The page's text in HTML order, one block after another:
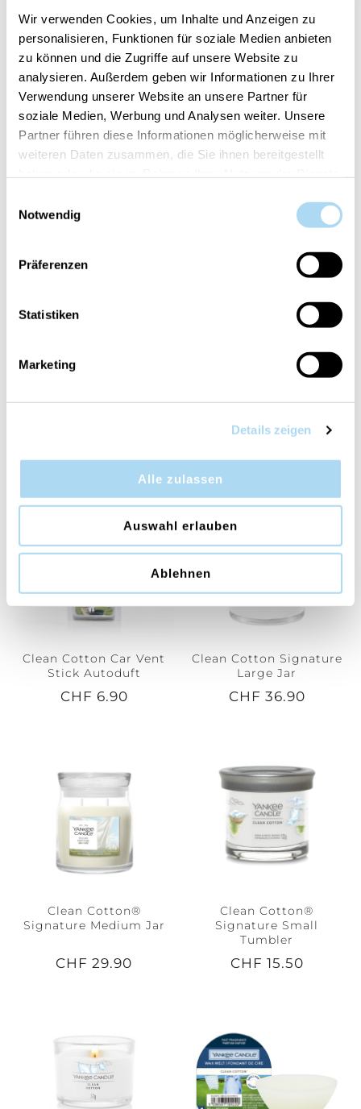
Wir verwenden Cookies, um Inhalte und Anzeigen zu
personalisieren, Funktionen für soziale Medien anbieten
zu können und die Zugriffe auf unsere Website zu
analysieren. Außerdem geben wir Informationen zu Ihrer
Verwendung unserer Website an unsere Partner für
soziale Medien, Werbung und Analysen weiter. Unsere
Partner führen diese Informationen möglicherweise mit
weiteren Daten zusammen, die Sie ihnen bereitgestellt
Notwendig
Präferenzen
Statistiken
Marketing
Details zeigen
Alle zulassen
Auswahl erlauben
Ablehnen
Vanilla Cupcake Car Jars
CHF 3.90
Pack Car Jars 3er Pack
Ultimate
Clean Cotton Car Vent
Stick Autoduft
CHF 6.90
Clean Cotton Signature
Large Jar
CHF 36.90
Clean Cotton®
Signature Medium Jar
CHF 29.90
Clean Cotton®
Signature Small
Tumbler
CHF 15.50